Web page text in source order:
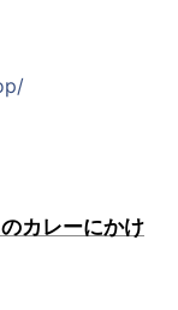
カレーにかけ